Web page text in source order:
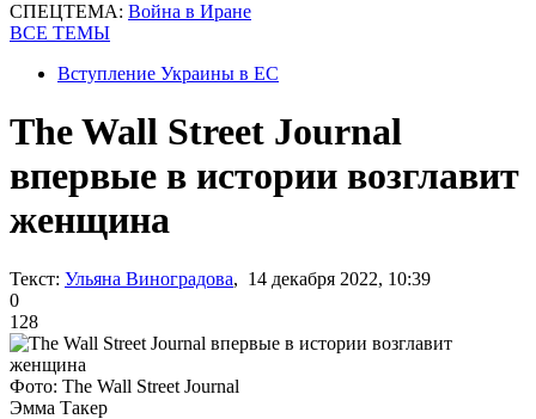
СПЕЦТЕМА: Война в Иране
ВСЕ ТЕМЫ
Вступление Украины в ЕС
The Wall Street Journal
впервые в истории возглавит
женщина
Текст: Ульяна Виноградова, 14 декабря 2022, 10:39
0
128
Фото: The Wall Street Journal
Эмма Такер